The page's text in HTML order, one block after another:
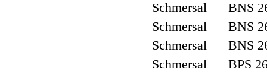
Schmersal BNS
Schmersal BNS
Schmersal BNS
Schmersal BPS